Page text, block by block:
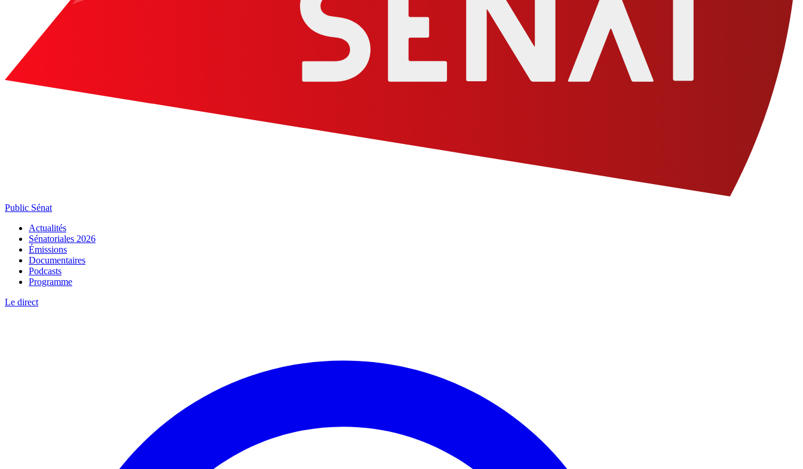
Public Sénat
Actualités
Sénatoriales 2026
Émissions
Documentaires
Podcasts
Programme
Le direct